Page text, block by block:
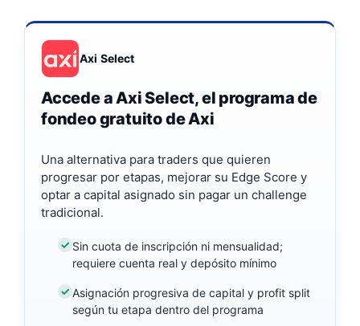
Axi Select
Accede a Axi Select, el programa de
fondeo gratuito de Axi
Una alternativa para traders que quieren
progresar por etapas, mejorar su Edge Score y
optar a capital asignado sin pagar un challenge
tradicional.
Sin cuota de inscripción ni mensualidad;
requiere cuenta real y depósito mínimo
Asignación progresiva de capital y profit split
según tu etapa dentro del programa